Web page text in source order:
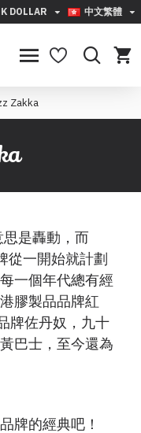
DOLLAR 中文繁體
Zakka
思是轟動，而
從一開始就計劃
一個年代總有經
膠製品品牌紅
牌佐丹奴，九十
巴士，至今還為
牌的經典吧！